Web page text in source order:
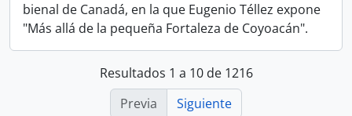
bienal de Canadá, en la que Eugenio Téllez expone
"Más allá de la pequeña Fortaleza de Coyoacán".
Resultados 1 a 10 de 1216
Previa
Siguiente